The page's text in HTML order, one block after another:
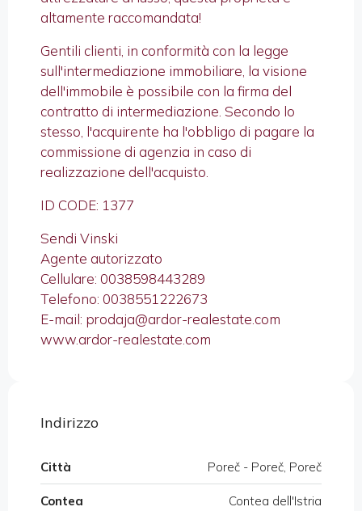
altamente raccomandata!
Gentili clienti, in conformità con la legge
sull'intermediazione immobiliare, la visione
dell'immobile è possibile con la firma del
contratto di intermediazione. Secondo lo
stesso, l'acquirente ha l'obbligo di pagare la
commissione di agenzia in caso di
realizzazione dell'acquisto.
ID CODE: 1377
Sendi Vinski
Agente autorizzato
Cellulare: 0038598443289
Telefono: 0038551222673
E-mail: prodaja@ardor-realestate.com
www.ardor-realestate.com
Indirizzo
Città Poreč - Poreč, Poreč
Contea Contea dell'Istria